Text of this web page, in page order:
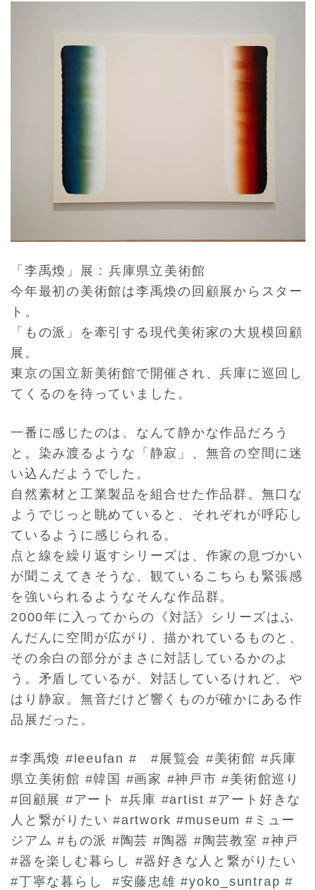
「李禹煥」展 : 兵庫県立美術館
今年最初の美術館は李禹煥の回顧展からスター
ト。
「もの派」を牽引する現代美術家の大規模回顧
展。
東京の国立新美術館で開催され、兵庫に巡回し
てくるのを待ってい ました。
一番に感じたのは、なんて静かな作品だろう
と。染み渡るような「 静寂」、無音の空間に迷
い込んだようでした。
自然素材と工業製品を組合せた作品群。無口な
ようでじっと眺めて いると、それぞれが呼応し
ているように感じられる。
点と線を繰り返すシリーズは、作家の息づかい
が聞こえてきそうな 、観ているこちらも緊張感
を強いられるようなそんな作品群。
2000年に入ってからの《対話》シリーズはふ
んだんに空間が広がり、描かれているものと、
その余白の部分がまさに対話している かのよ
う。矛盾しているが、対話しているけれど、や
はり静寂。無音だけど響くものが確かにある作
品展だった。
#李禹煥 #leeufan # #展覧会 #美術館 #兵庫
県立美術館 #韓国 #画家 #神戸市 #美術館巡り
#回顧展 #アート #兵庫 #artist #アート好きな
人と繋がりたい #artwork #museum #ミュー
ジアム #もの派 #陶芸 #陶器 #陶芸教室 #神戸
#器を楽しむ暮らし #器好きな人と繋がりたい
#丁寧な暮らし #安藤忠雄 #yoko_suntrap #